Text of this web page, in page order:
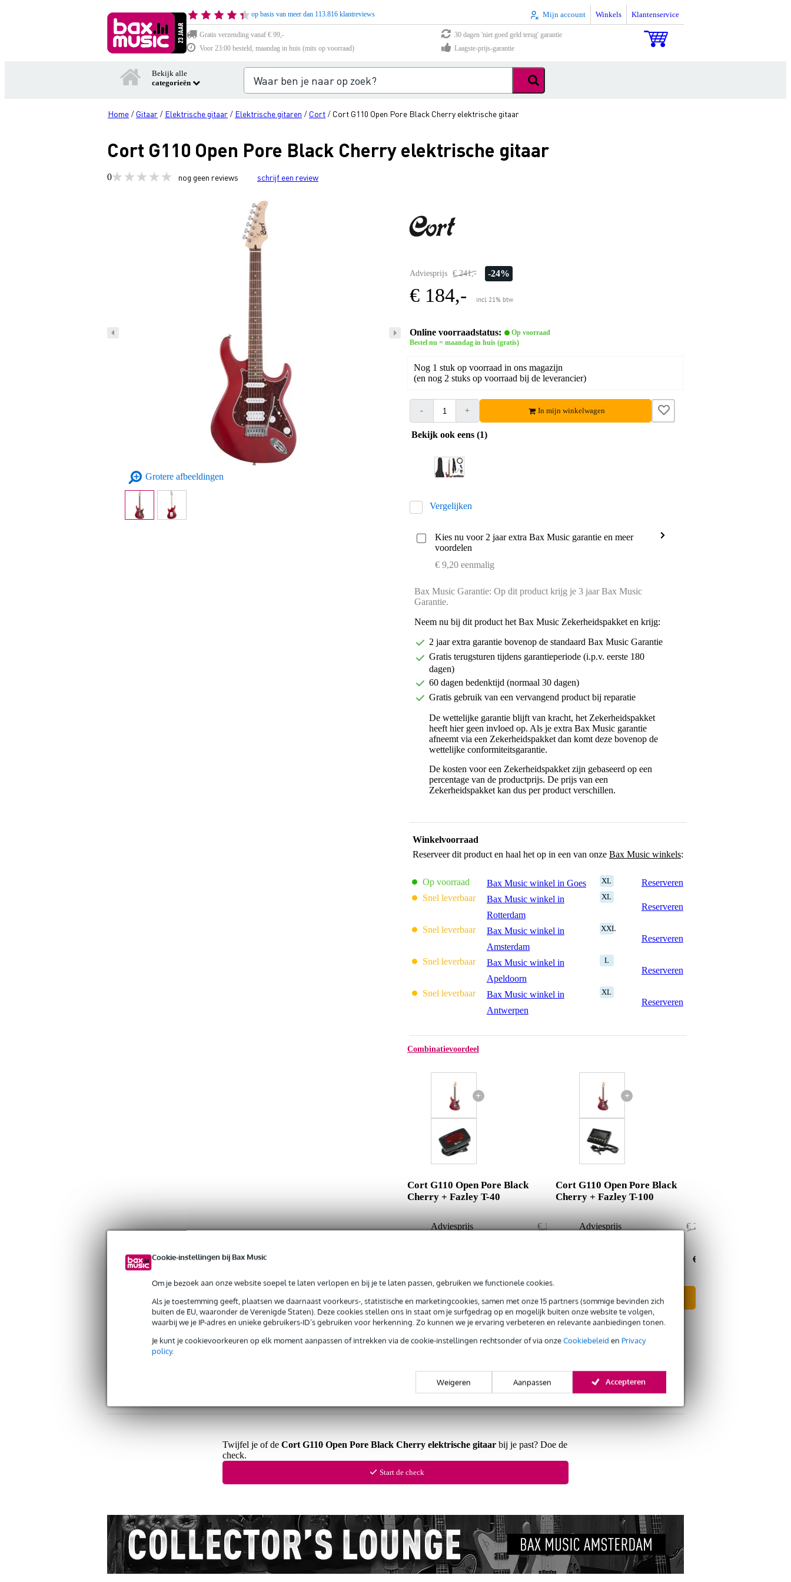
Cookie-instellingen bij Bax Music
Om je bezoek aan onze website soepel te laten verlopen en bij je te laten passen, gebruiken we functionele cookies.
Als je toestemming geeft, plaatsen we daarnaast voorkeurs-, statistische en marketingcookies, samen met onze 15 partners (sommige bevinden zich
buiten de EU, waaronder de Verenigde Staten). Deze cookies stellen ons in staat om je surfgedrag op en mogelijk buiten onze website te volgen,
waarbij we je IP-adres en unieke gebruikers-ID’s gebruiken voor herkenning. Zo kunnen we je ervaring verbeteren en relevante aanbiedingen tonen.
Je kunt je cookievoorkeuren op elk moment aanpassen of intrekken via de cookie-instellingen rechtsonder of via onzeCookiebeleid en Privacy
policy.
Weigeren Aanpassen Accepteren
op basis van meer dan 113.816 klantreviews Mijn account Winkels Klantenservice
Gratis verzending vanaf € 99,-
30 dagen 'niet goed geld terug' garantie
Voor 23:00 besteld, maandag in huis (mits op voorraad)
Laagste-prijs-garantie
Bekijk alle
categorieën
Home / Gitaar / Elektrische gitaar / Elektrische gitaren / Cort / Cort G110 Open Pore Black Cherry elektrische gitaar
Cort G110 Open Pore Black Cherry elektrische gitaar
0 nog geen reviews schrijf een review
Grotere afbeeldingen
Adviesprijs € 241,- -24%
€ 184,- incl. 21% btw
Online voorraadstatus:
Op voorraad
Bestel nu = maandag in huis (gratis)
Nog 1 stuk op voorraad in ons magazijn
(en nog 2 stuks op voorraad bij de leverancier)
- + In mijn winkelwagen
Bekijk ook eens (1)
Vergelijken
Kies nu voor 2 jaar extra Bax Music garantie en meer
voordelen
€ 9,20 eenmalig
Bax Music Garantie: Op dit product krijg je 3 jaar Bax Music
Garantie.
Neem nu bij dit product het Bax Music Zekerheidspakket en krijg:
2 jaar extra garantie bovenop de standaard Bax Music Garantie
Gratis terugsturen tijdens garantieperiode (i.p.v. eerste 180
dagen)
60 dagen bedenktijd (normaal 30 dagen)
Gratis gebruik van een vervangend product bij reparatie
De wettelijke garantie blijft van kracht, het Zekerheidspakket
heeft hier geen invloed op. Als je extra Bax Music garantie
afneemt via een Zekerheidspakket dan komt deze bovenop de
wettelijke conformiteitsgarantie.
De kosten voor een Zekerheidspakket zijn gebaseerd op een
percentage van de productprijs. De prijs van een
Zekerheidspakket kan dus per product verschillen.
Winkelvoorraad
Reserveer dit product en haal het op in een van onze Bax Music winkels:
Op voorraad Bax Music winkel in Goes XL
Reserveren
Snel leverbaar
Bax Music winkel in
Rotterdam
XL
Reserveren
Snel leverbaar
Bax Music winkel in
Amsterdam
XXL
Reserveren
Snel leverbaar
Bax Music winkel in
Apeldoorn
L
Reserveren
Snel leverbaar
Bax Music winkel in
Antwerpen
XL
Reserveren
Combinatievoordeel
+
Cort G110 Open Pore Black
Cherry + Fazley T-40
Adviesprijs
€ 191,50
In mijn winkelwagen
+
Cort G110 Open Pore Black
Cherry + Fazley T-100
Adviesprijs
€ 201,50
€ 199,-
In mijn winkelwagen
Productinformatie
3 jaar Bax Music garantie
Gratis retourneren
Twijfel je of de Cort G110 Open Pore Black Cherry elektrische gitaar bij je past? Doe de
check.
Start de check